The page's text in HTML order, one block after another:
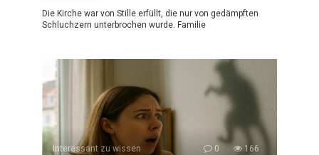
Die Kirche war von Stille erfüllt, die nur von gedämpften
Schluchzern unterbrochen wurde. Familie
Interessant zu wissen 0 166